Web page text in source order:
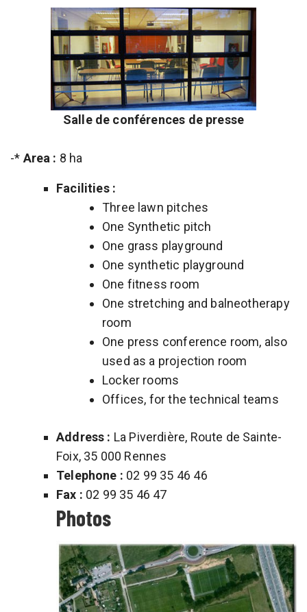
Salle de conférences de presse
-* Area : 8 ha
Facilities :
Three lawn pitches
One Synthetic pitch
One grass playground
One synthetic playground
One fitness room
One stretching and balneotherapy
room
One press conference room, also
used as a projection room
Locker rooms
Offices, for the technical teams
Address : La Piverdière, Route de Sainte-
Foix, 35 000 Rennes
Telephone : 02 99 35 46 46
Fax : 02 99 35 46 47
Photos